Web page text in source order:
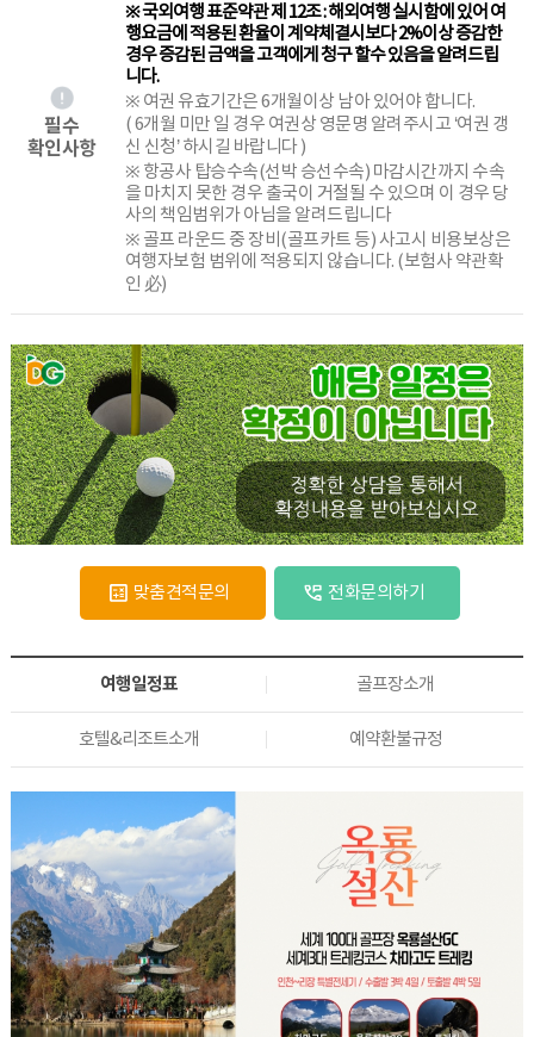
필수
확인사항
※ 국외여행 표준약관 제 12조 : 해외여행 실시함에 있어 여
행요금에 적용된 환율이 계약체결시보다 2%이상 증감한
경우 증감된 금액을 고객에게 청구 할수 있음을 알려드립
니다.
※ 여권 유효기간은 6개월이상 남아 있어야 합니다.
( 6개월 미만 일 경우 여권상 영문명 알려주시고 ‘여권 갱
신 신청’ 하시길 바랍니다 )
※ 항공사 탑승수속(선박 승선수속) 마감시간까지 수속
을 마치지 못한 경우 출국이 거절될 수 있으며 이 경우 당
사의 책임범위가 아님을 알려드립니다
※ 골프 라운드 중 장비(골프카트 등) 사고시 비용보상은
여행자보험 범위에 적용되지 않습니다. (보험사 약관확
인 必)
맞춤견적문의 전화문의하기
여행일정표 골프장소개
호텔&리조트소개 예약환불규정